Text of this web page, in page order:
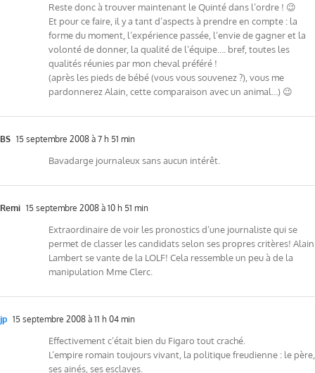
Reste donc à trouver maintenant le Quinté dans l’ordre ! 😉
Et pour ce faire, il y a tant d’aspects à prendre en compte : la
forme du moment, l’expérience passée, l’envie de gagner et la
volonté de donner, la qualité de l’équipe…. bref, toutes les
qualités réunies par mon cheval préféré !
(après les pieds de bébé (vous vous souvenez ?), vous me
pardonnerez Alain, cette comparaison avec un animal…) 😉
BS 15 septembre 2008 à 7 h 51 min
Bavadarge journaleux sans aucun intérêt.
Remi 15 septembre 2008 à 10 h 51 min
Extraordinaire de voir les pronostics d’une journaliste qui se
permet de classer les candidats selon ses propres critères! Alain
Lambert se vante de la LOLF! Cela ressemble un peu à de la
manipulation Mme Clerc.
jp 15 septembre 2008 à 11 h 04 min
Effectivement c’était bien du Figaro tout craché.
L’empire romain toujours vivant, la politique freudienne : le père,
ses ainés, ses esclaves.